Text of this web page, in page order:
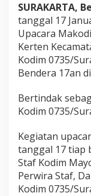
n
l
SURAKARTA,
tanggal 17
Upacara
Kerten
Kodim 0735/
Bendera 17an
Bertindak
Kodim 0735/
Kegiatan
tanggal 17 tiap
Staf Kodim
Perwira Staf,
Kodim 0735/